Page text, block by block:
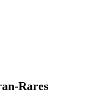
Rares